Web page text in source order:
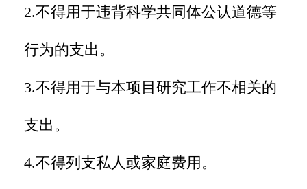
2.不得用于违背科学共同体公认道德等
行为的支出。
3.不得用于与本项目研究工作不相关的
支出。
4.不得列支私人或家庭费用。